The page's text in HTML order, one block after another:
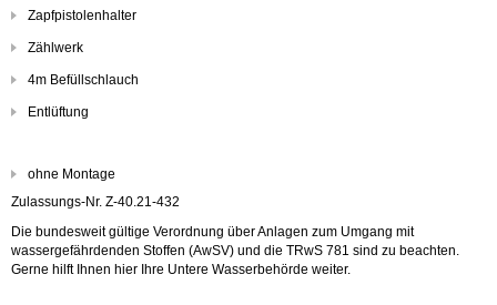
Zapfpistolenhalter
Zählwerk
4m Befüllschlauch
Entlüftung
ohne Montage
Zulassungs-Nr. Z-40.21-432
Die bundesweit gültige Verordnung über Anlagen zum Umgang mit
wassergefährdenden Stoffen (AwSV) und die TRwS 781 sind zu beachten.
Gerne hilft Ihnen hier Ihre Untere Wasserbehörde weiter.